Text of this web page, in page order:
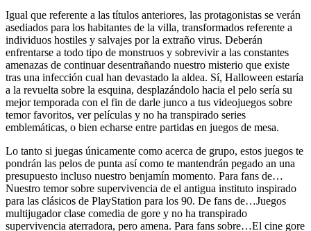
Igual que referente a las títulos anteriores, las protagonistas se verán
asediados para los habitantes de la villa, transformados referente a
individuos hostiles y salvajes por la extraño virus. Deberán
enfrentarse a todo tipo de monstruos y sobrevivir a las constantes
amenazas de continuar desentrañando nuestro misterio que existe
tras una infección cual han devastado la aldea. Sí, Halloween estaría
a la revuelta sobre la esquina, desplazándolo hacia el pelo serí­a su
mejor temporada con el fin de darle junco a tus videojuegos sobre
temor favoritos, ver películas y no ha transpirado series
emblemáticas, o bien echarse entre partidas en juegos de mesa.
Lo tanto si juegas únicamente como acerca de grupo, estos juegos te
pondrán las pelos de punta así­ como te mantendrán pegado an una
presupuesto incluso nuestro benjamín momento. Para fans de…
Nuestro temor sobre supervivencia de el antigua instituto inspirado
para las clásicos de PlayStation para los 90. De fans de…Juegos
multijugador clase comedia de gore y no ha transpirado
supervivencia aterradora, pero amena. Para fans sobre…El cine gore